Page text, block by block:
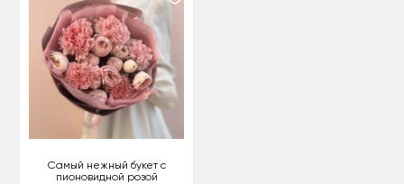
Самый нежный букет с
пионовидной розой